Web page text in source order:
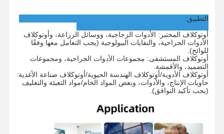
معدات المختبر
التطبيق:
أوتوكلاف المختبر: الأدوات الزجاجية، ووسائل الزراعة، وأوتوكلاف
الأدوات الجراحية، والنفايات البيولوجية (يجب التعامل معها وفقًا
للوائح).
أوتوكلاف المستشفى: مجموعات الأدوات الجراحية، ومجموعات
التضميد، والأقمشة.
أوتوكلاف الأدوية/أوتوكلاف الهندسة الحيوية/أوتوكلاف صناعة الأغذية:
حاويات الإنتاج، والأدوات، وبعض المواد الخام/مواد التعبئة والتغليف
(يجب تأكيد التوافق).